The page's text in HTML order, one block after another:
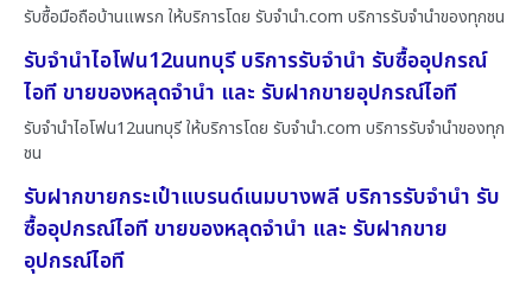
รับซื้อมือถือบ้านแพรก ให้บริการโดย รับจํานํา.com บริการรับจำนำของทุกชน
รับจำนำไอโฟน12นนทบุรี บริการรับจำนำ รับซื้ออุปกรณ์
ไอที ขายของหลุดจำนำ และ รับฝากขายอุปกรณ์ไอที
รับจำนำไอโฟน12นนทบุรี ให้บริการโดย รับจํานํา.com บริการรับจำนำของทุก
ชน
รับฝากขายกระเป๋าแบรนด์เนมบางพลี บริการรับจำนำ รับ
ซื้ออุปกรณ์ไอที ขายของหลุดจำนำ และ รับฝากขาย
อุปกรณ์ไอที